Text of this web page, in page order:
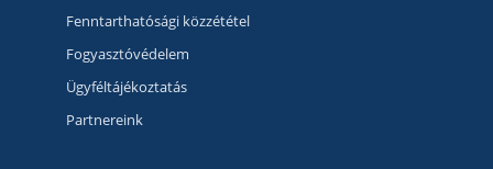
Fenntarthatósági közzététel
Fogyasztóvédelem
Ügyféltájékoztatás
Partnereink